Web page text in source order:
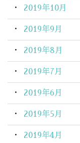
2019年10月
2019年9月
2019年8月
2019年7月
2019年6月
2019年5月
2019年4月